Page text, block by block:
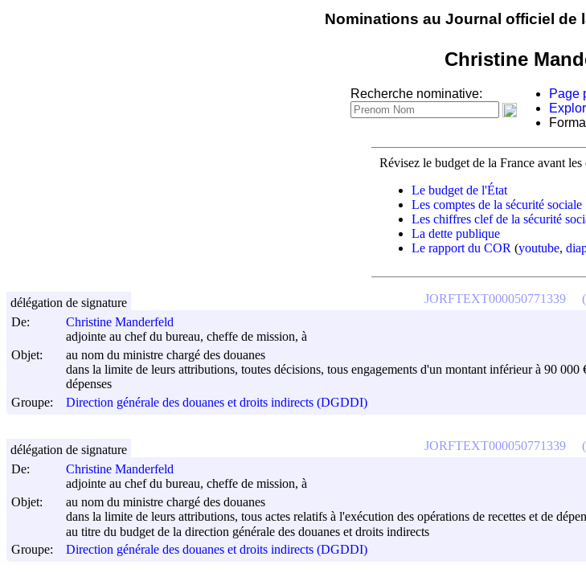
Nominations au Journal officiel de
Christine
Recherche nominative:
Page
Révisez le budget de la France avant les
Le budget de l'État
Les comptes de la sécurité sociale
Les chiffres clef de la sécurité
La dette publique
Le rapport du COR (youtube,
De:
Christine Manderfeld
adjointe au chef du bureau, cheffe de mission, à
Objet:
au nom du ministre chargé des douanes
dans la limite de leurs attributions, toutes décisions, tous engagements d'un montant inférieur à 90
dépenses
Groupe:
Direction générale des douanes et droits indirects (DGDDI)
JORFTEXT000050771339
délégation de signature
De:
Christine Manderfeld
adjointe au chef du bureau, cheffe de mission, à
Objet:
au nom du ministre chargé des douanes
dans la limite de leurs attributions, tous actes relatifs à l'exécution des opérations de recettes et de
au titre du budget de la direction générale des douanes et droits indirects
Groupe:
Direction générale des douanes et droits indirects (DGDDI)
JORFTEXT000050771339
délégation de signature